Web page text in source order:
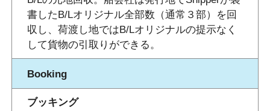
書したB/Lオリジナル全部数（通常３部）を回
収し、荷渡し地ではB/Lオリジナルの提示なく
して貨物の引取りができる。
Booking
ブッキング